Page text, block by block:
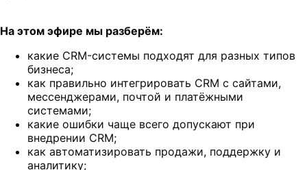
На этом эфире мы разберём:
какие CRM-системы подходят для разных типов
бизнеса;
как правильно интегрировать CRM с сайтами,
мессенджерами, почтой и платёжными
системами;
какие ошибки чаще всего допускают при
внедрении CRM;
как автоматизировать продажи, поддержку и
аналитику;